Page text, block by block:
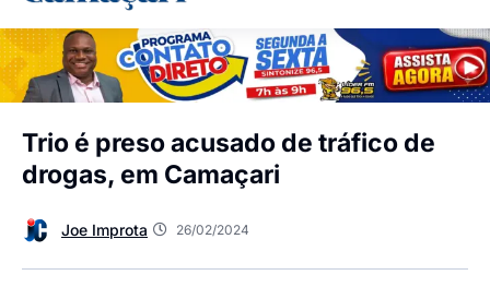
Trio é preso acusado de tráfico de
drogas, em Camaçari
Joe Improta 26/02/2024